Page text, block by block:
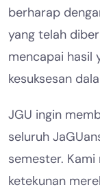
berharap
yang telah
mencapai hasil
kesuksesan
JGU ingin
seluruh
semester.
ketekunan